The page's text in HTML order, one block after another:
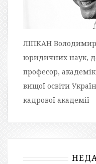
ЛІПКАН
юридичних наук,
професор,
вищої освіти
кадрової академії